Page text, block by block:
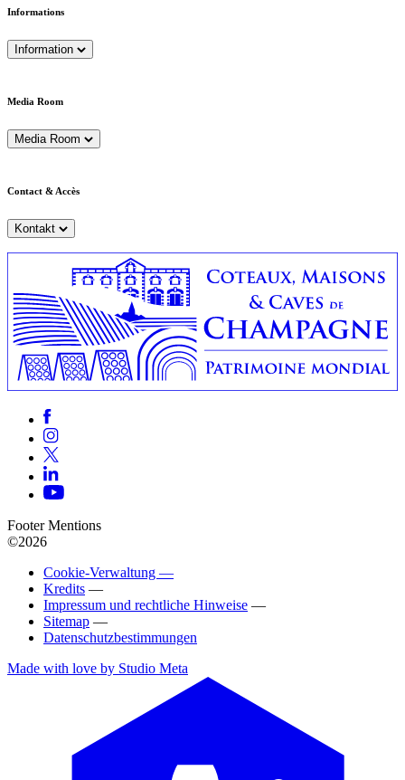
Informations
Information
Media Room
Media Room
Contact & Accès
Kontakt
Footer Mentions
©2026
Cookie-Verwaltung —
Kredits —
Impressum und rechtliche Hinweise —
Sitemap —
Datenschutzbestimmungen
Made with love by Studio Meta